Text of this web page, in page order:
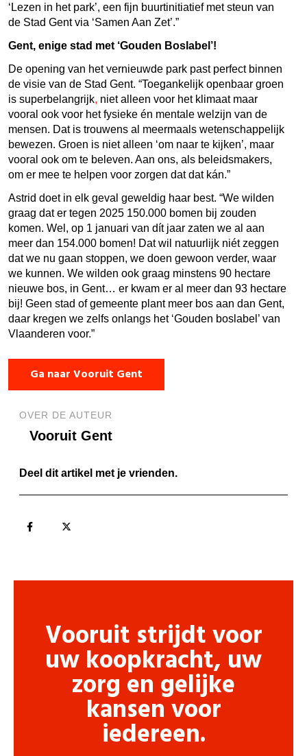
‘Lezen in het park’, een fijn buurtinitiatief met steun van
de Stad Gent via ‘Samen Aan Zet’.”
Gent, enige stad met ‘Gouden Boslabel’!
De opening van het vernieuwde park past perfect binnen
de visie van de Stad Gent. “Toegankelijk openbaar groen
is superbelangrijk, niet alleen voor het klimaat maar
vooral ook voor het fysieke én mentale welzijn van de
mensen. Dat is trouwens al meermaals wetenschappelijk
bewezen. Groen is niet alleen ‘om naar te kijken’, maar
vooral ook om te beleven. Aan ons, als beleidsmakers,
om er mee te helpen voor zorgen dat dat kán.”
Astrid doet in elk geval geweldig haar best. “We wilden
graag dat er tegen 2025 150.000 bomen bij zouden
komen. Wel, op 1 januari van dít jaar zaten we al aan
meer dan 154.000 bomen! Dat wil natuurlijk niét zeggen
dat we nu gaan stoppen, we doen gewoon verder, waar
we kunnen. We wilden ook graag minstens 90 hectare
nieuwe bos, in Gent… er kwam er al meer dan 93 hectare
bij! Geen stad of gemeente plant meer bos aan dan Gent,
daar kregen we zelfs onlangs het ‘Gouden boslabel’ van
Vlaanderen voor.”
Ga naar Vooruit Gent
OVER DE AUTEUR
Vooruit Gent
Deel dit artikel met je vrienden.
Vooruit strijdt voor
uw koopkracht, uw
zorg en gelijke
kansen voor
iedereen.